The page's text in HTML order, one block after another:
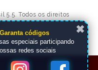
5.5. Todos os direitos
de privacidade
✖
Garanta códigos
especiais participando
redes sociais